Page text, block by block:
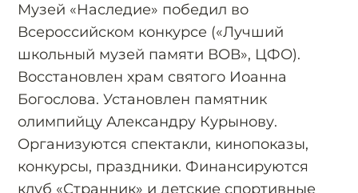
Музей «Наследие» победил во
Всероссийском конкурсе («Лучший
школьный музей памяти ВОВ», ЦФО).
Восстановлен храм святого Иоанна
Богослова. Установлен памятник
олимпийцу Александру Курынову.
Организуются спектакли, кинопоказы,
конкурсы, праздники. Финансируются
клуб «Странник» и детские спортивные